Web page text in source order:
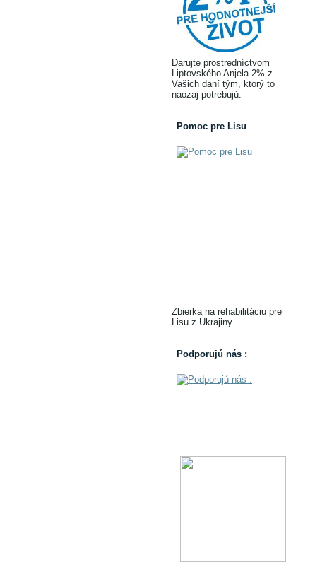
Darujte prostredníctvom
Liptovského Anjela 2% z
Vašich daní tým, ktorý to
naozaj potrebujú.
Pomoc pre Lisu
Zbierka na rehabilitáciu pre
Lisu z Ukrajiny
Podporujú nás :